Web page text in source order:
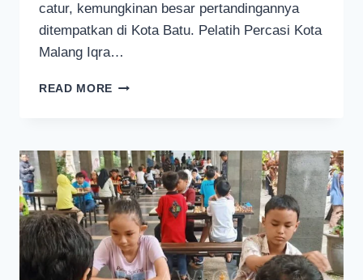
catur, kemungkinan besar pertandingannya
ditempatkan di Kota Batu. Pelatih Percasi Kota
Malang Iqra…
READ MORE PERCASI
PORSI
LATIHAN
TIM
PORPROV
JATIM
2025